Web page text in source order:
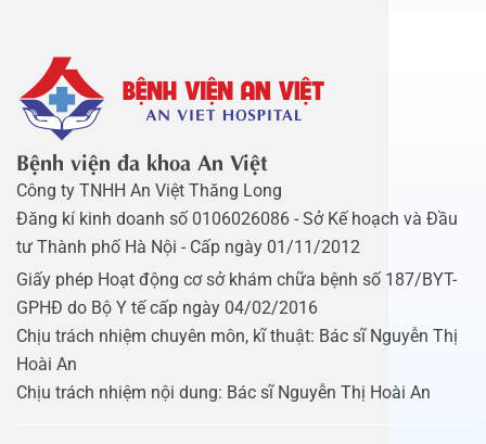
Bệnh viện đa khoa An Việt
Công ty TNHH An Việt Thăng Long
Đăng kí kinh doanh số 0106026086 - Sở Kế hoạch và Đầu
tư Thành phố Hà Nội - Cấp ngày 01/11/2012
Giấy phép Hoạt động cơ sở khám chữa bệnh số 187/BYT-
GPHĐ do Bộ Y tế cấp ngày 04/02/2016
Chịu trách nhiệm chuyên môn, kĩ thuật: Bác sĩ Nguyễn Thị
Hoài An
Chịu trách nhiệm nội dung: Bác sĩ Nguyễn Thị Hoài An